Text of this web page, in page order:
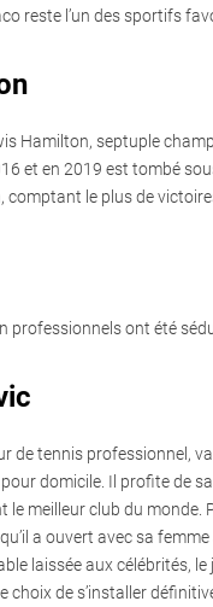
reste l’un des sportifs
Hamilton, septuple
et en 2019 est tombé
comptant le plus de
professionnels ont été
de tennis professionnel,
domicile. Il profite de
le meilleur club du
a ouvert avec sa
laissée aux célébrités,
choix de s’installer